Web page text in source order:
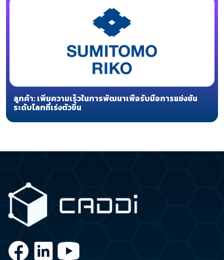
ลูกค้า: เพิ่มความเร็วในการพัฒนาเพื่อรับมือการแข่งขัน
ระดับโลกที่เร่งตัวขึ้น